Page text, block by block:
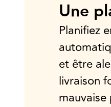
Une
Planifiez
et être
livraison